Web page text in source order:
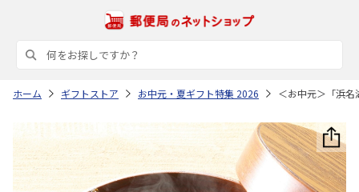
ホーム ギフトストア お中元・夏ギフト特集 2026 ＜お中元＞「浜